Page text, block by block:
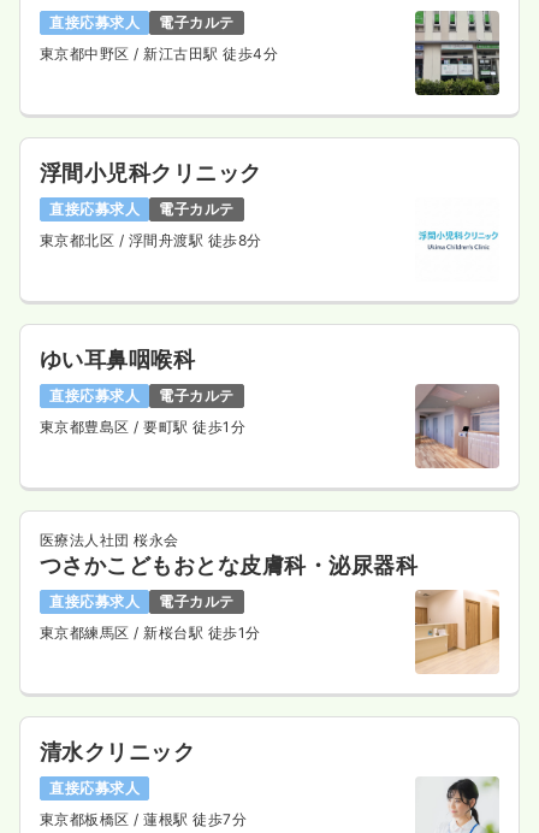
直接応募求人
電子カルテ
東京都中野区 / 新江古田駅 徒歩4分
浮間小児科クリニック
直接応募求人
電子カルテ
東京都北区 / 浮間舟渡駅 徒歩8分
ゆい耳鼻咽喉科
直接応募求人
電子カルテ
東京都豊島区 / 要町駅 徒歩1分
医療法人社団 桜永会
つさかこどもおとな皮膚科・泌尿器科
直接応募求人
電子カルテ
東京都練馬区 / 新桜台駅 徒歩1分
清水クリニック
直接応募求人
東京都板橋区 / 蓮根駅 徒歩7分